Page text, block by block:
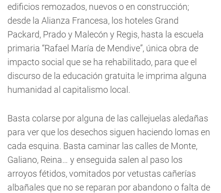
edificios remozados, nuevos o en construcción;
desde la Alianza Francesa, los hoteles Grand
Packard, Prado y Malecón y Regis, hasta la escuela
primaria “Rafael María de Mendive”, única obra de
impacto social que se ha rehabilitado, para que el
discurso de la educación gratuita le imprima alguna
humanidad al capitalismo local.
Basta colarse por alguna de las callejuelas aledañas
para ver que los desechos siguen haciendo lomas en
cada esquina. Basta caminar las calles de Monte,
Galiano, Reina… y enseguida salen al paso los
arroyos fétidos, vomitados por vetustas cañerías
albañales que no se reparan por abandono o falta de